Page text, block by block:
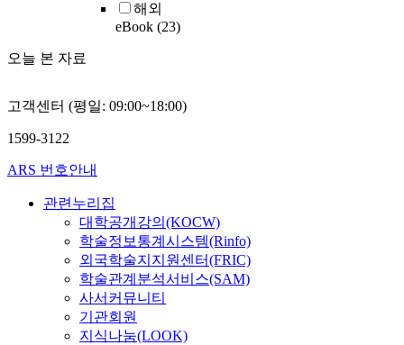
해외
eBook (23)
오늘 본 자료
고객센터 (평일: 09:00~18:00)
1599-3122
ARS 번호안내
관련누리집
대학공개강의(KOCW)
학술정보통계시스템(Rinfo)
외국학술지지원센터(FRIC)
학술관계분석서비스(SAM)
사서커뮤니티
기관회원
지식나눔(LOOK)